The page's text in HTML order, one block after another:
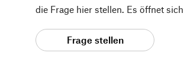
die Frage hier stellen. Es öffnet
Frage stellen